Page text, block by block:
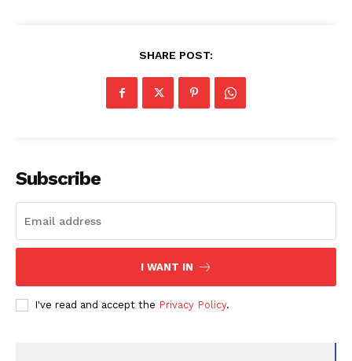
SHARE POST:
Subscribe
I WANT IN
I've read and accept the Privacy Policy.